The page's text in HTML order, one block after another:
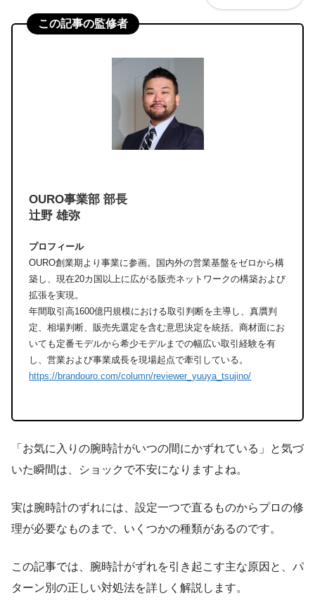
この記事の監修者
OURO事業部 部長
辻野 雄弥
プロフィール
OURO創業期より事業に参画。国内外の営業基盤をゼロから構
築し、現在20カ国以上に広がる販売ネットワークの構築および
拡張を実現。
年間取引高1600億円規模における取引判断を主導し、真贋判
定、相場判断、販売先選定を含む意思決定を統括。商材面にお
いても定番モデルから希少モデルまでの幅広い取引経験を有
し、営業および事業成長を現場起点で牽引している。
https://brandouro.com/column/reviewer_yuuya_tsujino/
「お気に入りの腕時計がいつの間にかずれている」と気づ
いた瞬間は、ショックで不安になりますよね。
実は腕時計のずれには、設定一つで直るものからプロの修
理が必要なものまで、いくつかの種類があるのです。
この記事では、腕時計がずれを引き起こす主な原因と、パ
ターン別の正しい対処法を詳しく解説します。